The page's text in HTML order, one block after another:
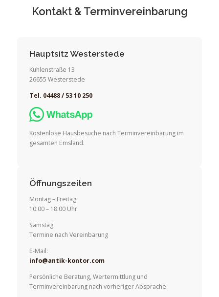
Kontakt & Terminvereinbarung
Hauptsitz Westerstede
Kuhlenstraße 13
26655 Westerstede
Tel. 04488 / 53 10 250
Kostenlose Hausbesuche nach Terminvereinbarung im
gesamten Emsland.
Öffnungszeiten
Montag – Freitag
10:00 – 18:00 Uhr
Samstag
Termine nach Vereinbarung
E-Mail:
info@antik-kontor.com
Persönliche Beratung, Wertermittlung und
Terminvereinbarung nach vorheriger Absprache.